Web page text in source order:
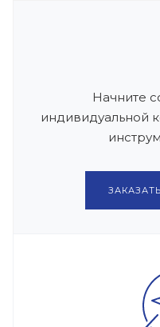
Начните
индивидуальной